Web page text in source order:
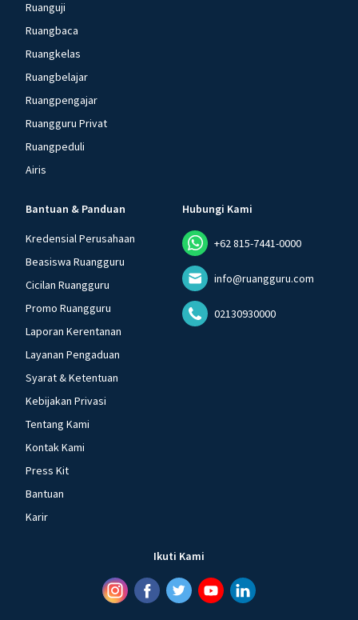
Ruanguji
Ruangbaca
Ruangkelas
Ruangbelajar
Ruangpengajar
Ruangguru Privat
Ruangpeduli
Airis
Bantuan & Panduan
Kredensial Perusahaan
Beasiswa Ruangguru
Cicilan Ruangguru
Promo Ruangguru
Laporan Kerentanan
Layanan Pengaduan
Syarat & Ketentuan
Kebijakan Privasi
Tentang Kami
Kontak Kami
Press Kit
Bantuan
Karir
Hubungi Kami
+62 815-7441-0000
info@ruangguru.com
02130930000
Ikuti Kami